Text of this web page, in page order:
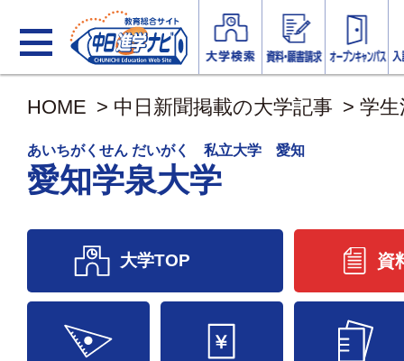
HOME > 中日新聞掲載の大学記事 > 学
あいちがくせん だいがく 私立大学 愛知
愛知学泉大学
資
大学TOP